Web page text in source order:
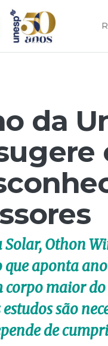
da
Solar, Othon
que aponta
corpo maior
são
de